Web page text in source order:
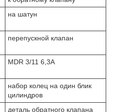
на шатун
перепускной клапан
MDR 3/11 6,3А
набор колец на один блик
цилиндров
деталь обратного клапана